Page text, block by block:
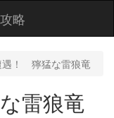
略
遇！ 獰猛な雷狼竜
雷狼竜